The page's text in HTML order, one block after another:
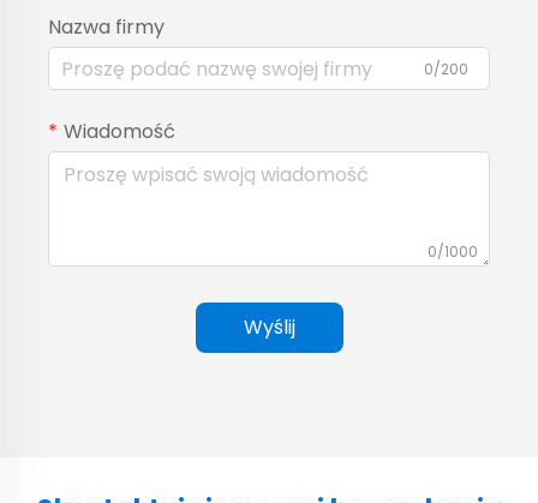
Nazwa firmy
0/200
Wiadomość
0/1000
Wyślij